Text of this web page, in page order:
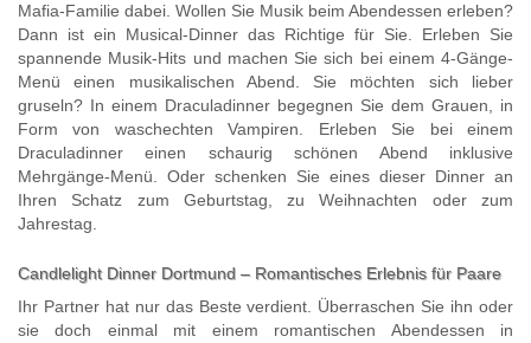
Mafia-Familie dabei. Wollen Sie Musik beim Abendessen erleben?
Dann ist ein Musical-Dinner das Richtige für Sie. Erleben Sie
spannende Musik-Hits und machen Sie sich bei einem 4-Gänge-
Menü einen musikalischen Abend. Sie möchten sich lieber
gruseln? In einem Draculadinner begegnen Sie dem Grauen, in
Form von waschechten Vampiren. Erleben Sie bei einem
Draculadinner einen schaurig schönen Abend inklusive
Mehrgänge-Menü. Oder schenken Sie eines dieser Dinner an
Ihren Schatz zum Geburtstag, zu Weihnachten oder zum
Jahrestag.
Candlelight Dinner Dortmund – Romantisches Erlebnis für Paare
Ihr Partner hat nur das Beste verdient. Überraschen Sie ihn oder
sie doch einmal mit einem romantischen Abendessen in